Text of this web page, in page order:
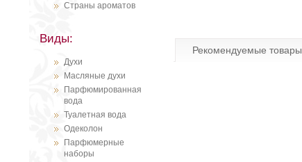
Страны ароматов
Виды:
Духи
Масляные духи
Парфюмированная
вода
Туалетная вода
Одеколон
Парфюмерные
наборы
Рекомендуемые товары